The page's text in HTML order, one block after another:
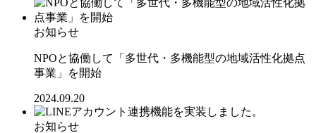
お知らせ
NPOと協働して「多世代・多機能型の地域活性化拠点
事業」を開始
2024.09.20
お知らせ